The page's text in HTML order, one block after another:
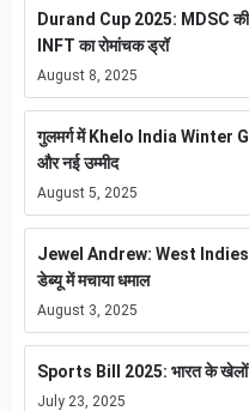
Durand Cup 2025: MDSC की
INFT का रोमांचक ड्रॉ
August 8, 2025
गुलमर्ग में Khelo India Winter
और नई उम्मीद
August 5, 2025
Jewel Andrew: West Indies
डेब्यू में मचाया धमाल
August 3, 2025
Sports Bill 2025: भारत के खेलों में
July 23, 2025